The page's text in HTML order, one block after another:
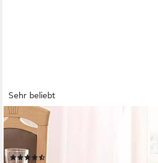
Sehr beliebt
HOME AFFAIRE
Esszimmerstuhl Anthony (Set, 2 St),
Fräsungen